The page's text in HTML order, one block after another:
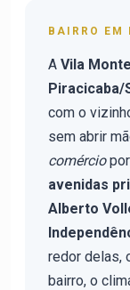
BAIRRO EM
A Vila
Piracicaba/
com o
sem abrir
comérciopor
avenidas
Alberto
redor delas,
bairro, o